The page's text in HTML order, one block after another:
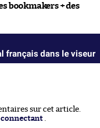
bookmakers + des
français dans le viseur
sur cet article.
connectant